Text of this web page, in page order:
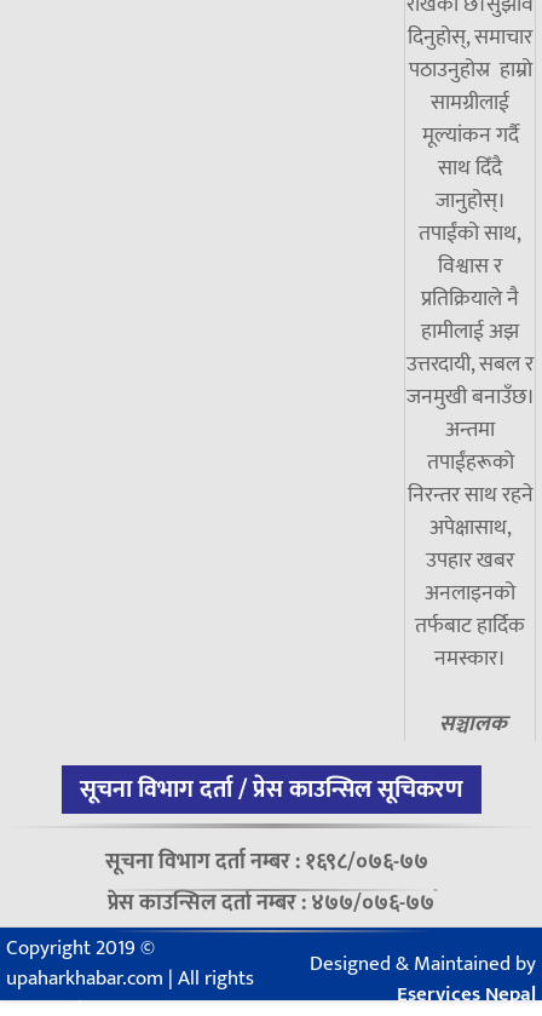
दिनुहोस्, समाचार
पठाउनुहोस्र हाम्रो
सामग्रीलाई
मूल्यांकन गर्दै
साथ दिँदै
जानुहोस्।
तपाईंको साथ,
विश्वास र
प्रतिक्रियाले नै
हामीलाई अझ
उत्तरदायी, सबल र
जनमुखी बनाउँछ।
अन्तमा
तपाईंहरूको
निरन्तर साथ रहने
अपेक्षासाथ,
उपहार खबर
अनलाइनको
तर्फबाट हार्दिक
नमस्कार।
सञ्चालक
सूचना विभाग दर्ता / प्रेस काउन्सिल सूचिकरण
सूचना विभाग दर्ता नम्बर : १६९८/०७६-७७
प्रेस काउन्सिल दर्ता नम्बर : ४७७/०७६-७७
Copyright 2019 ©
upaharkhabar.com | All rights
reserved.
Designed & Maintained by
Eservices Nepal